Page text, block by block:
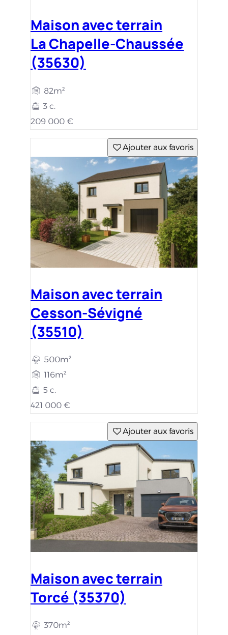
Maison avec terrain
La Chapelle-Chaussée
(35630)
82m²
3 c.
209 000 €
Ajouter aux favoris
Maison avec terrain
Cesson-Sévigné
(35510)
500m²
116m²
5 c.
421 000 €
Ajouter aux favoris
Maison avec terrain
Torcé (35370)
370m²